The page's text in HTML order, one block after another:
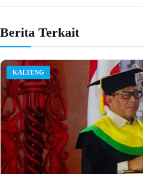
Berita Terkait
KALTENG